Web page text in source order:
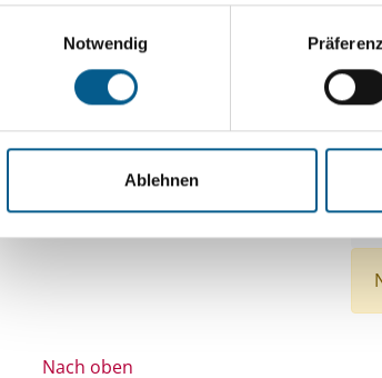
Notwendig
Ablehnen
Nach oben